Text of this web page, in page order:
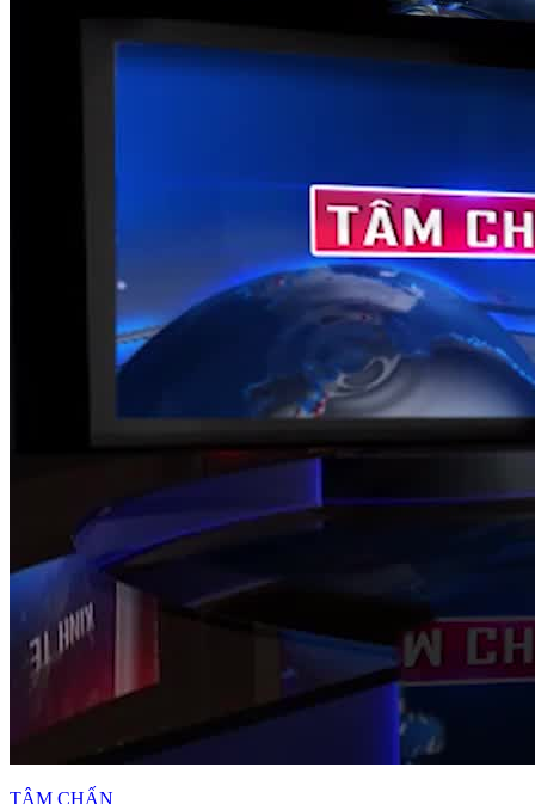
TÂM CHẤN